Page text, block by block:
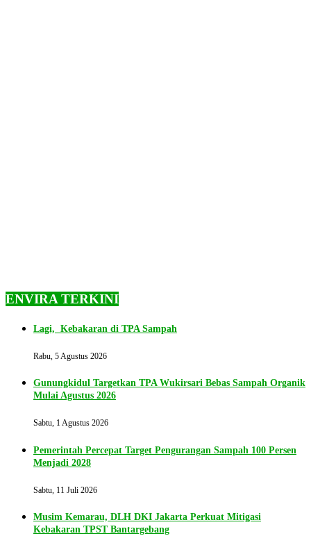
ENVIRA TERKINI
Lagi, Kebakaran di TPA Sampah
Rabu, 5 Agustus 2026
Gunungkidul Targetkan TPA Wukirsari Bebas Sampah Organik
Mulai Agustus 2026
Sabtu, 1 Agustus 2026
Pemerintah Percepat Target Pengurangan Sampah 100 Persen
Menjadi 2028
Sabtu, 11 Juli 2026
Musim Kemarau, DLH DKI Jakarta Perkuat Mitigasi
Kebakaran TPST Bantargebang